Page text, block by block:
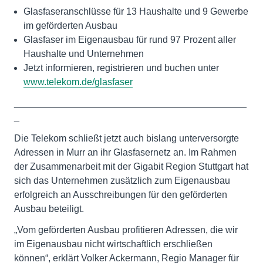
Glasfaseranschlüsse für 13 Haushalte und 9 Gewerbe
im geförderten Ausbau
Glasfaser im Eigenausbau für rund 97 Prozent aller
Haushalte und Unternehmen
Jetzt informieren, registrieren und buchen unter
www.telekom.de/glasfaser
Die Telekom schließt jetzt auch bislang unterversorgte
Adressen in Murr an ihr Glasfasernetz an. Im Rahmen
der Zusammenarbeit mit der Gigabit Region Stuttgart hat
sich das Unternehmen zusätzlich zum Eigenausbau
erfolgreich an Ausschreibungen für den geförderten
Ausbau beteiligt.
„Vom geförderten Ausbau profitieren Adressen, die wir
im Eigenausbau nicht wirtschaftlich erschließen
können“, erklärt Volker Ackermann, Regio Manager für